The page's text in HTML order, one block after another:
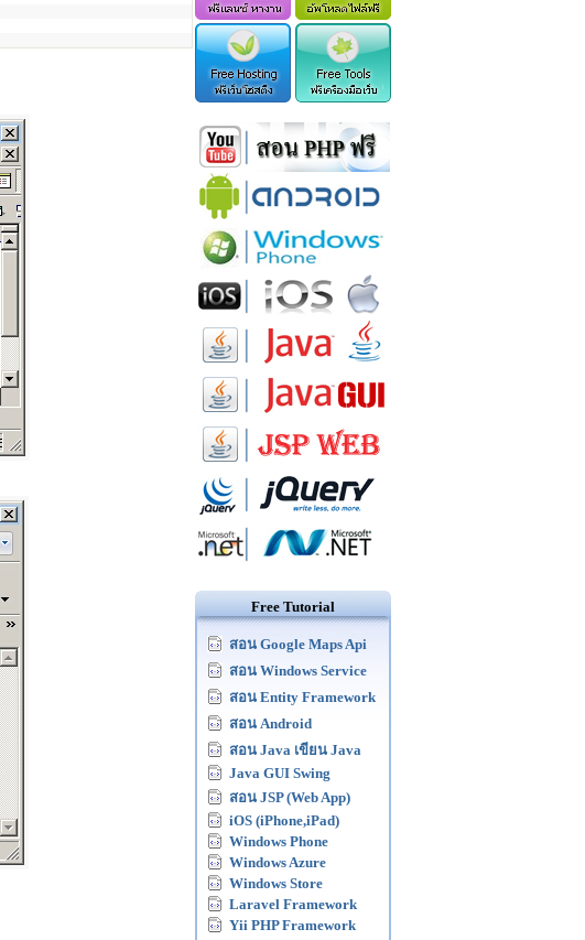
Free Tutorial
สอน Google Maps Api
สอน Windows Service
สอน Entity Framework
สอน Android
สอน Java เขียน Java
Java GUI Swing
สอน JSP (Web App)
iOS (iPhone,iPad)
Windows Phone
Windows Azure
Windows Store
Laravel Framework
Yii PHP Framework